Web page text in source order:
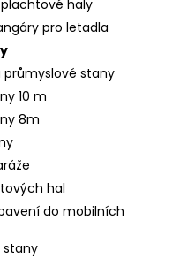
haly
pro letadla
průmyslové stany
10 m
8m
hal
do mobilních
stany